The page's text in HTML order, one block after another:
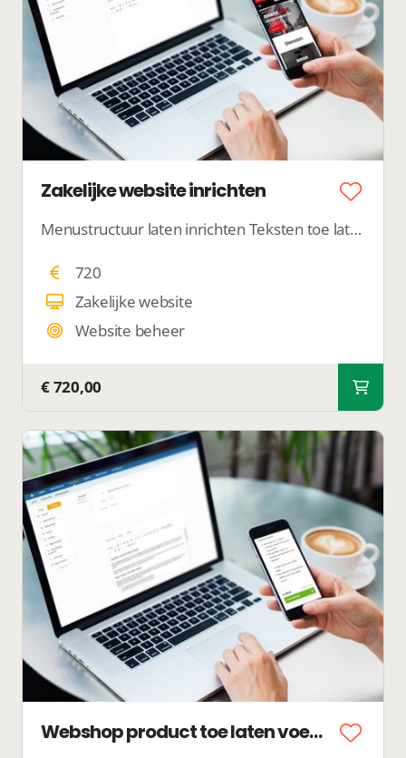
Zakelijke website inrichten
Menustructuur laten inrichten Teksten toe laten voegen Foto's laten plaatsen
720
Zakelijke website
Website beheer
€ 720,00
Webshop product toe laten voegen